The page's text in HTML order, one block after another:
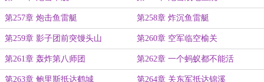
第257章 炮击鱼雷艇 第258章 炸沉鱼雷艇
第259章 影子团前突馒头山 第260章 空军临空榆关
第261章 轰炸第八师团 第262章 一个蚂蚁都不能活
第263章 鲍里斯抵达鹤城 第264章 关东军抵达锦溪